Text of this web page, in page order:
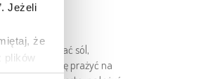
Jeżeli
że
plików
maśle, dodać sól,
czasu. Dynię prażyć na